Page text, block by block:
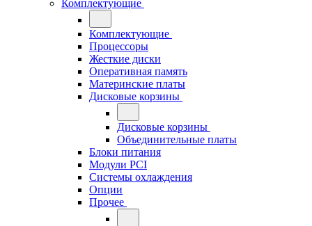
Комплектующие
Комплектующие
Процессоры
Жесткие диски
Оперативная память
Материнские платы
Дисковые корзины
Дисковые корзины
Объединительные платы
Блоки питания
Модули PCI
Системы охлаждения
Опции
Прочее